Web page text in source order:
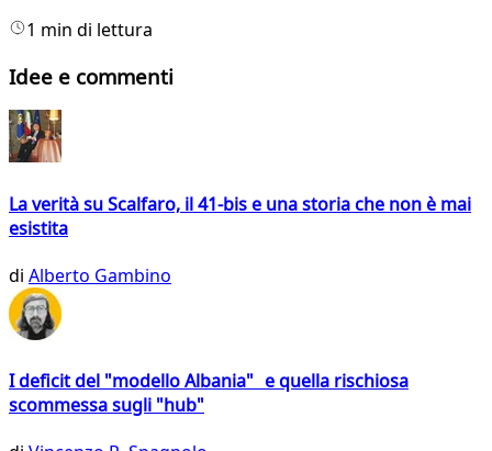
1 min di lettura
Idee e commenti
La verità su Scalfaro, il 41-bis e una storia che non è mai
esistita
di Alberto Gambino
I deficit del "modello Albania" e quella rischiosa
scommessa sugli "hub"